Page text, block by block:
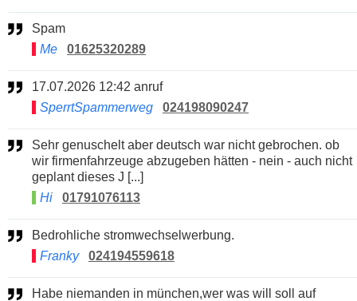
Spam
Me
01625320289
17.07.2026 12:42 anruf
SperrtSpammerweg
024198090247
Sehr genuschelt aber deutsch war nicht gebrochen. ob
wir firmenfahrzeuge abzugeben hätten - nein - auch nicht
geplant dieses J [...]
Hi
01791076113
Bedrohliche stromwechselwerbung.
Franky
024194559618
Habe niemanden in münchen,wer was will soll auf